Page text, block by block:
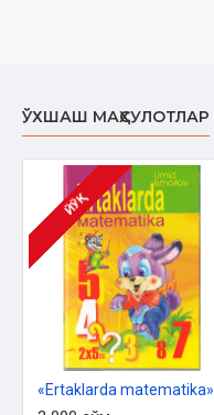
ЎХШАШ МАҲСУЛОТЛАР
ЙЎҚ
«Ertaklarda matematika»